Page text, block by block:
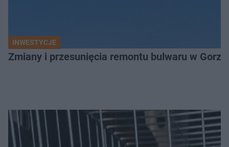
INWESTYCJE
Zmiany i przesunięcia remontu bulwaru w